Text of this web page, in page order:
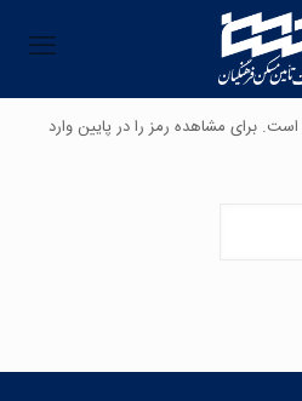
برای مشاهده رمز را در پایین وارد